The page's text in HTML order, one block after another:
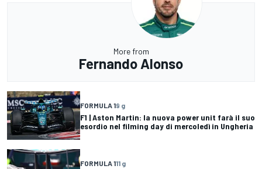
More from
Fernando Alonso
FORMULA 19 g
F1 | Aston Martin: la nuova power unit farà il suo
esordio nel filming day di mercoledì in Ungheria
FORMULA 111 g